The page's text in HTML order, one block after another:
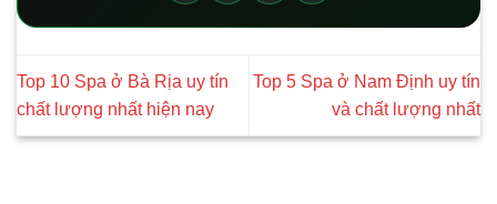
Top 10 Spa ở Bà Rịa uy tín
chất lượng nhất hiện nay
Top 5 Spa ở Nam Định uy tín
và chất lượng nhất